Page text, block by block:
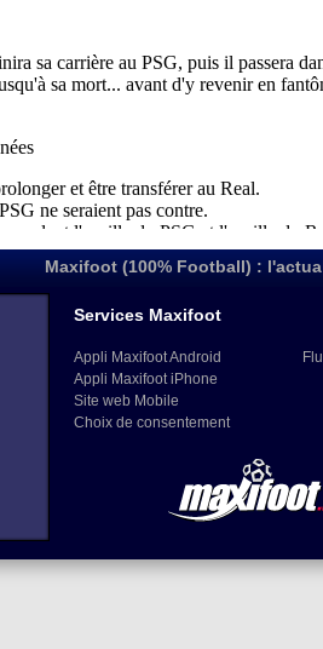
Maxifoot (100% Football) :
Services Maxifoot
Appli Maxifoot Android
Appli Maxifoot iPhone
Site web Mobile
Choix de consentement